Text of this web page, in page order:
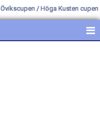
Övikscupen / Höga Kusten cupen